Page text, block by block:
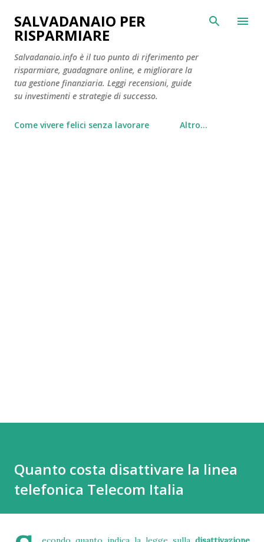
Passa ai contenuti principali
SALVADANAIO PER
RISPARMIARE
Salvadanaio.info è il tuo punto di riferimento per
risparmiare, guadagnare online, e migliorare la
tua gestione finanziaria. Leggi recensioni, guide
su investimenti e strategie di successo.
Come vivere felici senza lavorare Altro…
Quanto costa disattivare la linea
telefonica Telecom Italia